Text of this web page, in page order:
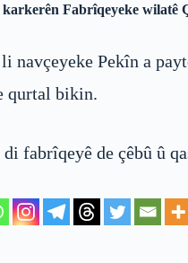
karkerên Fabrîqeyeke
navçeyeke Pekîn a
qurtal bikin.
fabrîqeyê de çêbû û